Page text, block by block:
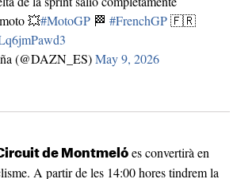
💥#MotoGP🏁 #FrenchGP🇫🇷
(@DAZN_ES)May 9, 2026
de Montmelóes convertirà en
A partir de les 14:00 hores tindrem la